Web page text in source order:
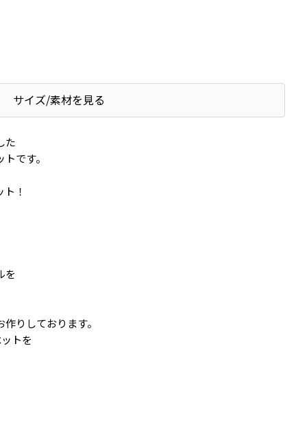
サイズ/素材を見る
た
です。
！
を
りしております。
トを